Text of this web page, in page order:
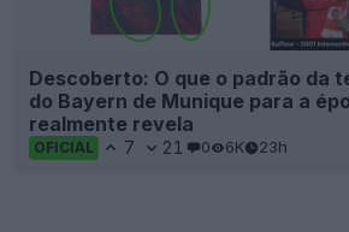
Descoberto: O que o padrão da
do Bayern de Munique para a
realmente revela
OFICIAL 7 21 0 6K 23h